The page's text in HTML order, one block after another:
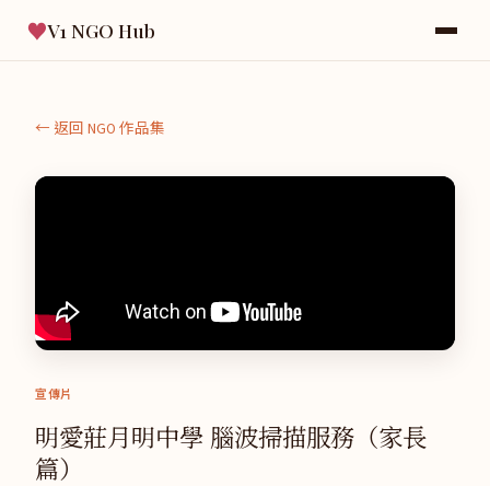
♥V1 NGO Hub
← 返回 NGO 作品集
宣傳片
明愛莊月明中學 腦波掃描服務（家長
篇）